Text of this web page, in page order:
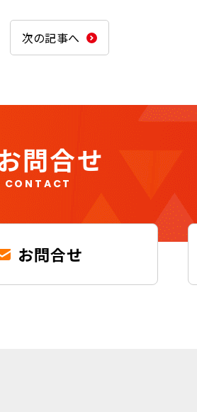
次の記事へ
問合せ
CONTACT
お問合せ